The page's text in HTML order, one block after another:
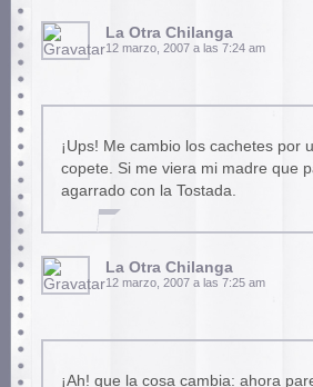
La Otra Chilanga
12 marzo, 2007 a las 7:24 am
¡Ups! Me cambio los cachetes por
copete. Si me viera mi madre que
agarrado con la Tostada.
La Otra Chilanga
12 marzo, 2007 a las 7:25 am
¡Ah! que la cosa cambia: ahora